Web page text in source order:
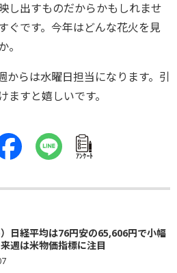
し出すものだからかもしれませ
ぐです。今年はどんな花火を見
からは水曜日担当になります。引
ますと嬉しいです。
ｱﾝｹｰﾄ
）日経平均は76円安の65,606円で小幅
週は米物価指標に注目